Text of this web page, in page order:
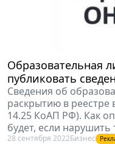
Образовательная
публиковать
Сведения об
раскрытию в реестре
14.25 КоАП РФ). Как
будет, если нарушить
28 сентября 2022Бизнес